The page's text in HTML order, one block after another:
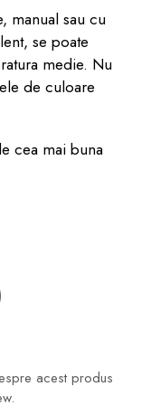
manual sau cu
se poate
medie. Nu
de culoare
cea mai buna
acest produs